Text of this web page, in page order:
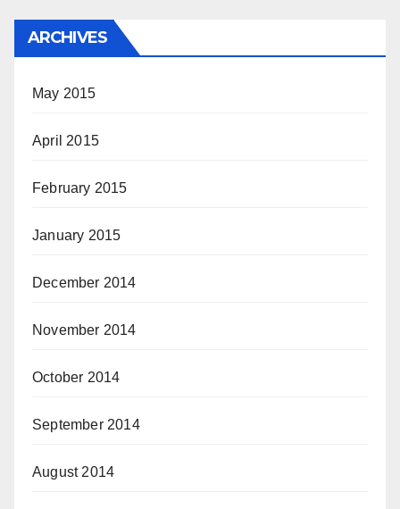
ARCHIVES
May 2015
April 2015
February 2015
January 2015
December 2014
November 2014
October 2014
September 2014
August 2014